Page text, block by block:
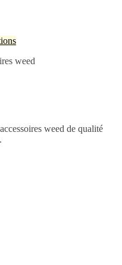
sur
la
page
du
Ce
a
être
weed de qualité